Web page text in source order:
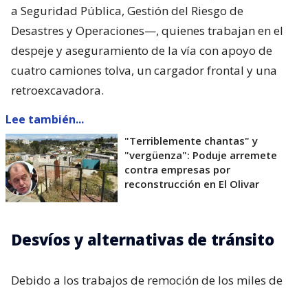
a Seguridad Pública, Gestión del Riesgo de
Desastres y Operaciones—, quienes trabajan en el
despeje y aseguramiento de la vía con apoyo de
cuatro camiones tolva, un cargador frontal y una
retroexcavadora.
Lee también...
"Terriblemente chantas" y
"vergüenza": Poduje arremete
contra empresas por
reconstrucción en El Olivar
Desvíos y alternativas de tránsito
Debido a los trabajos de remoción de los miles de